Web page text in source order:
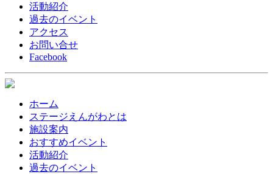
活動紹介
過去のイベント
アクセス
お問い合せ
Facebook
ホーム
ステージえんがわとは
施設案内
おすすめイベント
活動紹介
過去のイベント